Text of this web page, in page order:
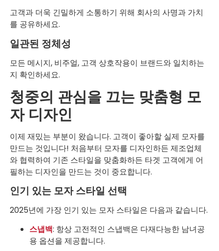
고객과 더욱 긴밀하게 소통하기 위해 회사의 사명과 가치
를 공유하세요.
일관된 정체성
모든 메시지, 비주얼, 고객 상호작용이 브랜드와 일치하는
지 확인하세요.
청중의 관심을 끄는 맞춤형 모
자 디자인
이제 재밌는 부분이 왔습니다. 고객이 좋아할 실제 모자를
만드는 것입니다! 처음부터 모자를 디자인하든 제조업체
와 협력하여 기존 스타일을 맞춤화하든 타겟 고객에게 어
필하는 디자인을 만드는 것이 중요합니다.
인기 있는 모자 스타일 선택
2025년에 가장 인기 있는 모자 스타일은 다음과 같습니다.
스냅백: 항상 고전적인 스냅백은 다재다능한 남녀공
용 옵션을 제공합니다.